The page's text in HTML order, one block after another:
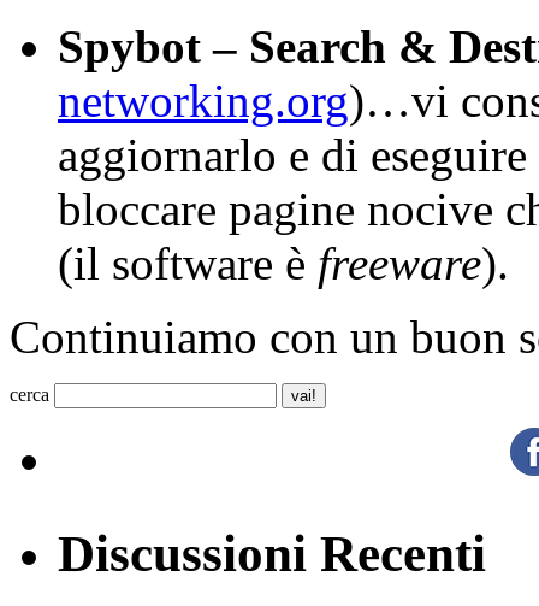
Spybot – Search &
networking.org)…vi
aggiornarlo e di
bloccare pagine nocive
(il software è freeware).
Continuiamo con un
cerca
Discussioni Recenti